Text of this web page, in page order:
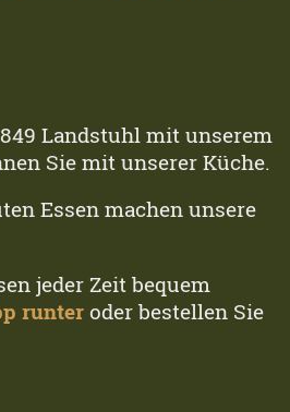
Landstuhl mit unserem
Sie mit unserer Küche.
Essen machen unsere
jeder Zeit bequem
runteroder bestellen Sie